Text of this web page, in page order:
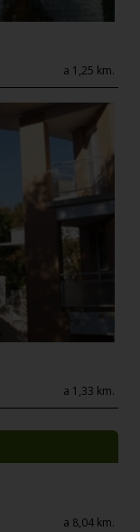
a 1,25 km.
a 1,33 km.
a 8,04 km.